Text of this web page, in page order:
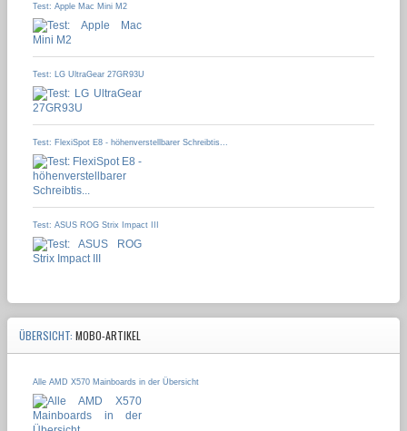
Test: Apple Mac Mini M2
Test: LG UltraGear 27GR93U
Test: FlexiSpot E8 - höhenverstellbarer Schreibtis...
Test: ASUS ROG Strix Impact III
ÜBERSICHT: MOBO-ARTIKEL
Alle AMD X570 Mainboards in der Übersicht